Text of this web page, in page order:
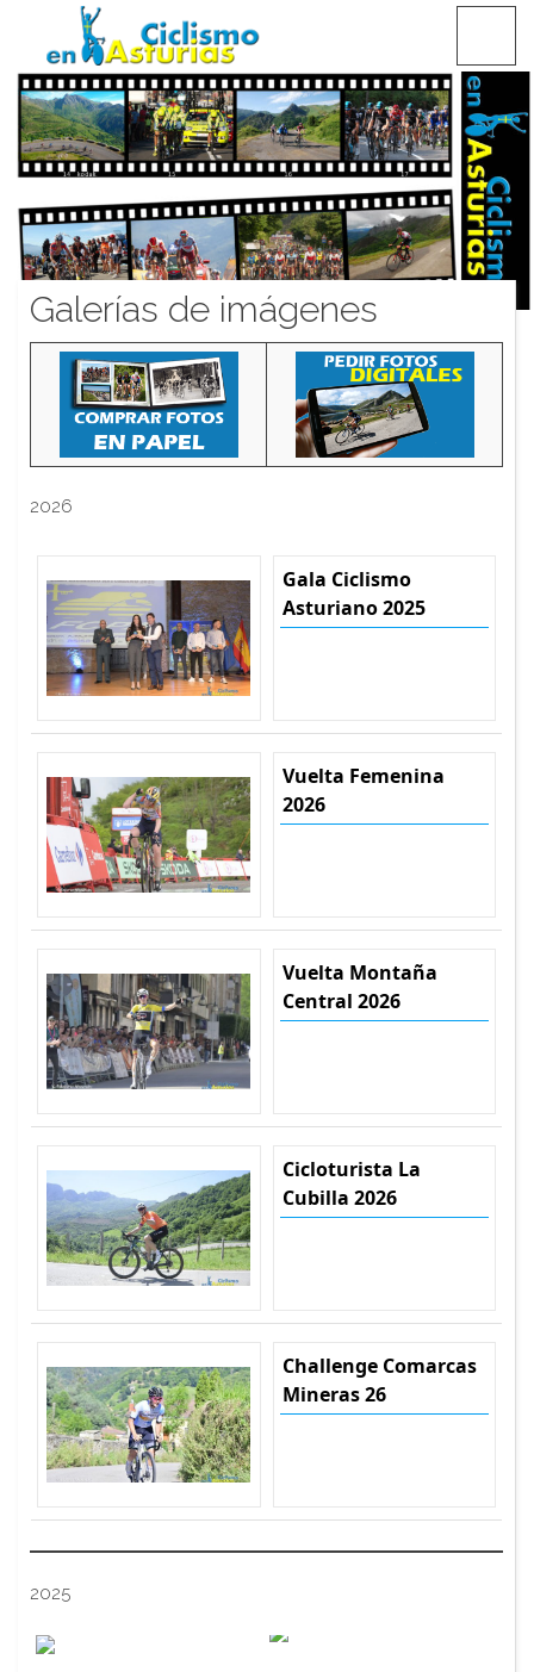
CICLISMO EN ASTURIAS
Galerías de imágenes
2026
Gala Ciclismo
Asturiano 2025
Vuelta Femenina
2026
Vuelta Montaña
Central 2026
Cicloturista La
Cubilla 2026
Challenge Comarcas
Mineras 26
2025